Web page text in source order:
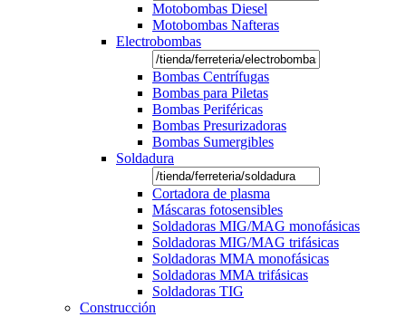
Motobombas Diesel
Motobombas Nafteras
Electrobombas
Bombas Centrífugas
Bombas para Piletas
Bombas Periféricas
Bombas Presurizadoras
Bombas Sumergibles
Soldadura
Cortadora de plasma
Máscaras fotosensibles
Soldadoras MIG/MAG monofásicas
Soldadoras MIG/MAG trifásicas
Soldadoras MMA monofásicas
Soldadoras MMA trifásicas
Soldadoras TIG
Construcción